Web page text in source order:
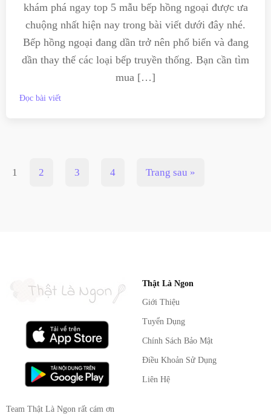
khám phá ngay top 5 mẫu bếp hồng ngoại được ưa
chuộng nhất hiện nay trong bài viết dưới đây nhé.
Bếp hồng ngoại đang dần trở nên phổ biến và đang
dần thay thế các loại bếp truyền thống. Bạn cần tìm
mua […]
Đọc bài viết
1 2 3 4 Trang sau »
Team Thật Là Ngon rất cám ơn
Thật Là Ngon
Giới Thiệu
Tuyển Dụng
Chính Sách Bảo Mật
Điều Khoản Sử Dụng
Liên Hệ